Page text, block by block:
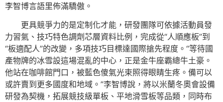
李智博言語里佈滿驕傲。
更具競爭力的是定制化才能，研發團隊可依據活動員發
力習氣、技巧特色調劑芯層資料比例，完成從“人順應板”到
“板適配人”的改變，多項技巧目標達國際搶先程度。“等待國
產物牌的冰雪設這場混亂的中心，正是金牛座霸總牛土豪。
他站在咖啡館門口，被藍色傻氣光束照得眼睛生疼。備可以
或許賣到更多國度和地域。”李智博說，將以米蘭冬奧會設備
研發為契機，拓展競技級單板、平地滑雪板等品類，同時布